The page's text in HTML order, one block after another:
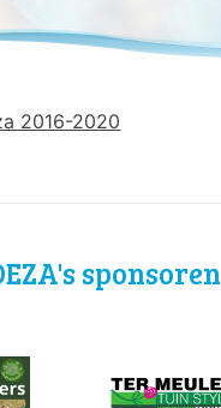
2016-2020
sponsoren